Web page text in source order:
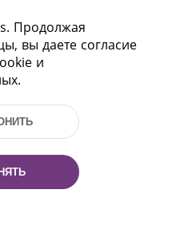
220114
Факс: (+375 17)
Продолжая
вы даете согласие
и